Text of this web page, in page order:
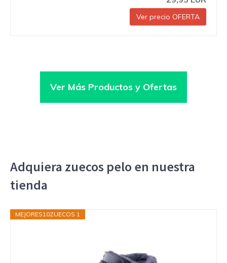
Ver precio OFERTA
Ver Más Productos y Ofertas
Adquiera zuecos pelo en nuestra
tienda
MEJORES10ZUECOS 1